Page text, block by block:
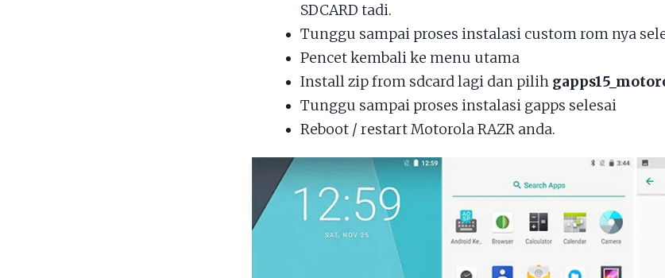
SDCARD tadi.
Tunggu sampai proses instalasi custom rom nya
Pencet kembali ke menu utama
Install zip from sdcard lagi dan pilih
Tunggu sampai proses instalasi gapps selesai
Reboot / restart Motorola RAZR anda.